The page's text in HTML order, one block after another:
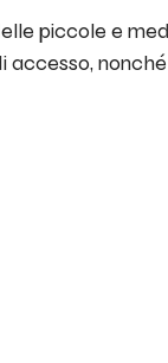
piccole e
nonché